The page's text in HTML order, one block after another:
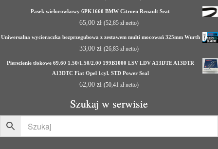
Pasek wielorowkowy 6PK1660 BMW Citroen Renault Seat
65,00 zł (52,85 zł netto)
Uniwersalna wycieraczka bezprzegubowa z zestawem multi mocowań 325mm Wurth
33,00 zł (26,83 zł netto)
Pierscienie tłokowe 69.60 1.50/1.50/2.00 199B1000 LSV LDV A13DTE A13DTR
A13DTC Fiat Opel 1cyl. STD Power Seal
62,00 zł (50,41 zł netto)
Szukaj w serwisie